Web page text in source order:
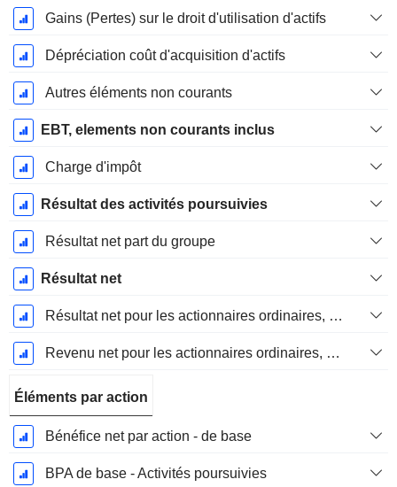
Gains (Pertes) sur le droit d'utilisation d'actifs
Dépréciation coût d'acquisition d'actifs
Autres éléments non courants
EBT, elements non courants inclus
Charge d'impôt
Résultat des activités poursuivies
Résultat net part du groupe
Résultat net
Résultat net pour les actionnaires ordinaires, éléments exceptionnels inclus.
Revenu net pour les actionnaires ordinaires, hors éléments exceptionnelsRésultat net pour les actionnaires ordinaires, éléments exceptionnels exclus.
Éléments par action
Bénéfice net par action - de base
BPA de base - Activités poursuivies